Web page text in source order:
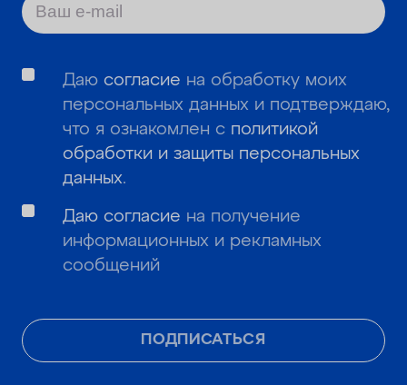
ПОДПИСАТЬСЯ
Даю согласие на обработку моих
персональных данных и подтверждаю,
что я ознакомлен с политикой
обработки и защиты персональных
данных.
Даю согласие на получение
информационных и рекламных
сообщений